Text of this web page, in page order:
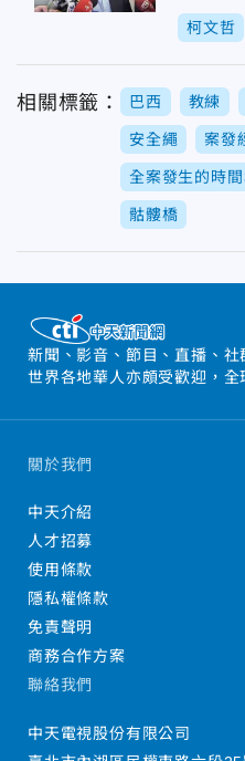
柯文哲
相關標籤： 巴西 教練
安全繩 案發
全案發生的時間
骷髏橋
新聞、影音、節目、直播、
世界各地華人亦頗受歡迎，全
關於我們
中天介紹
人才招募
使用條款
隱私權條款
免責聲明
商務合作方案
聯絡我們
中天電視股份有限公司